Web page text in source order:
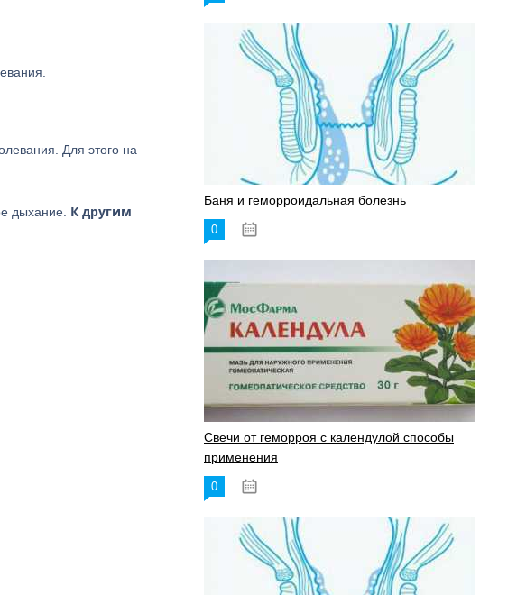
Для этого на
дыхание. К другим
Баня и геморроидальная болезнь
0
Свечи от геморроя с календулой способы
применения
0